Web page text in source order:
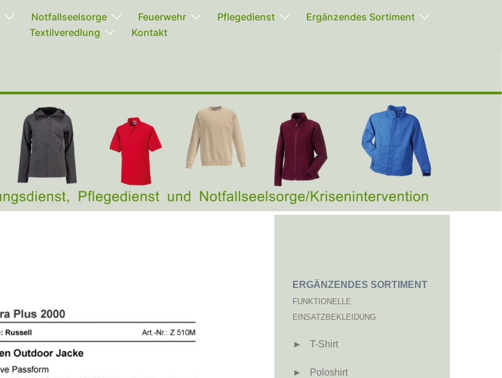
Notfallseelsorge Feuerwehr Pflegedienst
Ergänzendes Sortiment
Textilveredlung
Kontakt
ERGÄNZENDES SORTIMENT
FUNKTIONELLE
EINSATZBEKLEIDUNG
► T-Shirt
► Poloshirt